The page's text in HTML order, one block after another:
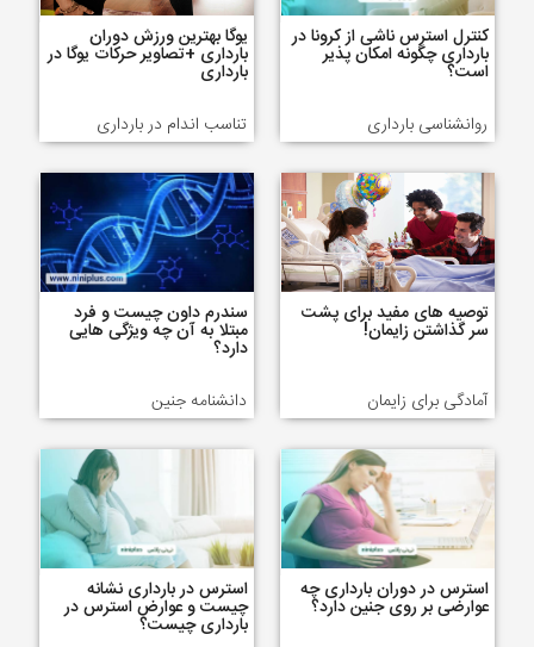
کنترل استرس ناشی از کرونا در
بارداری چگونه امکان پذیر
است؟
روانشناسی بارداری
یوگا بهترین ورزش دوران
بارداری +تصاویر حرکات یوگا در
بارداری
تناسب اندام در بارداری
توصیه های مفید برای پشت
سر گذاشتن زایمان!
آمادگی برای زایمان
سندرم داون چیست و فرد
مبتلا به آن چه ویژگی هایی
دارد؟
دانشنامه جنین
استرس در دوران بارداری چه
عوارضی بر روی جنین دارد؟
استرس در بارداری نشانه
چیست و عوارض استرس در
بارداری چیست؟